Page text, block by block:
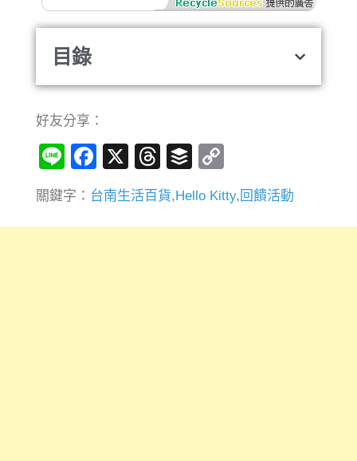
目錄
好友分享：
LineFacebook
X Threads
Buffer
Link
關鍵字： 台南生活百貨, Hello Kitty, 回饋活動